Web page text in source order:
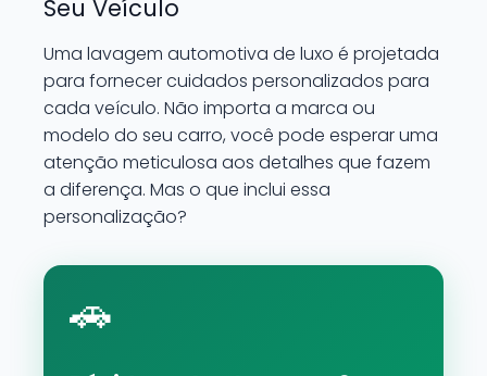
Seu Veículo
Uma lavagem automotiva de luxo é projetada
para fornecer cuidados personalizados para
cada veículo. Não importa a marca ou
modelo do seu carro, você pode esperar uma
atenção meticulosa aos detalhes que fazem
a diferença. Mas o que inclui essa
personalização?
🚗